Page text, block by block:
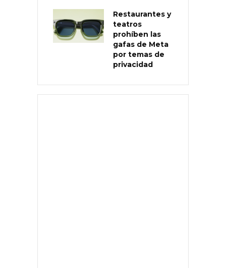
Restaurantes y
teatros
prohíben las
gafas de Meta
por temas de
privacidad